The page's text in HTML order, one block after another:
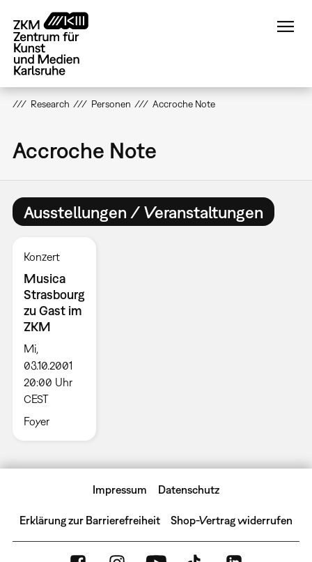
zum
Inhalt
Research Personen Accroche Note
Accroche Note
Ausstellungen / Veranstaltungen
Konzert
Musica
Strasbourg
zu Gast im
ZKM
Mi,
03.10.2001
20:00 Uhr
CEST
Foyer
Impressum Datenschutz
Erklärung zur Barrierefreiheit Shop-Vertrag widerrufen